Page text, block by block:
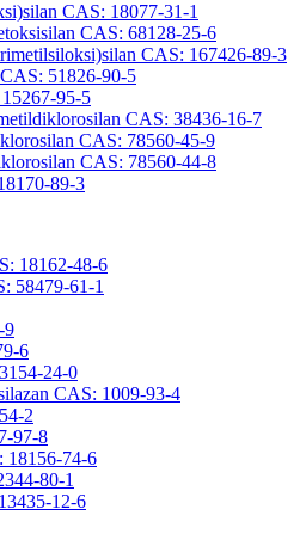
CAS: 18077-31-1
CAS: 68128-25-6
CAS: 167426-89-3
51826-90-5
95-5
CAS: 38436-16-7
CAS: 78560-45-9
CAS: 78560-44-8
89-3
18162-48-6
58479-61-1
9
6
24-0
CAS: 1009-93-4
2
97-8
18156-74-6
80-1
12-6